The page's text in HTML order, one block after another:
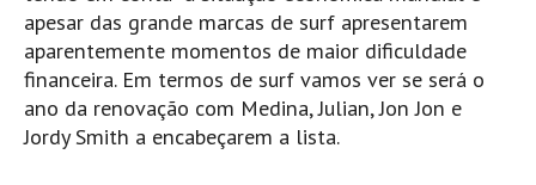
Mira
FIGUEIRA DA FOZ
Praia do Cabedelo HD
NAZARÉ
apesar das grande marcas de surf apresentarem
aparentemente momentos de maior dificuldade
financeira. Em termos de surf vamos ver se será o
ano da renovação com Medina, Julian, Jon Jon e
Jordy Smith a encabeçarem a lista.